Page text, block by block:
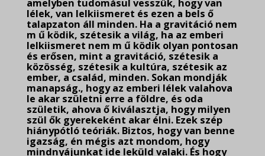
amelyben tudomásul vesszük, hogy van
lélek, van lelkiismeret és ezen a bels ő
talapzaton áll minden. Ha a gravitáció nem
m ű ködik, szétesik a világ, ha az emberi
lelkiismeret nem m ű ködik olyan pontosan
és erősen, mint a gravitáció, szétesik a
közösség, szétesik a kultúra, szétesik az
ember, a család, minden. Sokan mondják
manapság., hogy az emberi lélek valahova
le akar születni erre a földre, és oda
születik, ahova ő kiválasztja, hogy milyen
szül ők gyerekeként akar élni. Ezek szép
hiánypótló teóriák. Biztos, hogy van benne
igazság, én mégis azt mondom, hogy
mindnyájunkat ide leküld valaki. És hogy